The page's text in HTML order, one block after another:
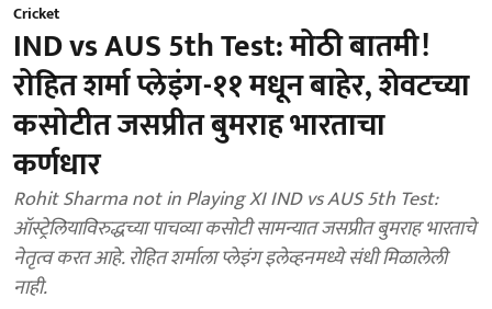
Cricket
IND vs AUS 5th Test: मोठी बातमी!
रोहित शर्मा प्लेइंग-११ मधून बाहेर, शेवटच्या
कसोटीत जसप्रीत बुमराह भारताचा
कर्णधार
Rohit Sharma not in Playing XI IND vs AUS 5th Test:
ऑस्ट्रेलियाविरुद्धच्या पाचव्या कसोटी सामन्यात जसप्रीत बुमराह भारताचे
नेतृत्व करत आहे. रोहित शर्माला प्लेइंग इलेव्हनमध्ये संधी मिळालेली
नाही.